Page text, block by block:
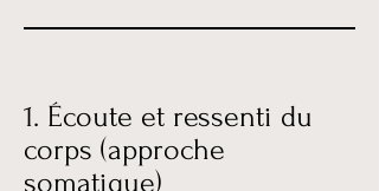
1. Écoute et ressenti du
corps (approche
somatique)